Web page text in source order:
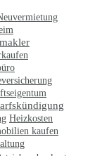
Heizkosten
kaufen